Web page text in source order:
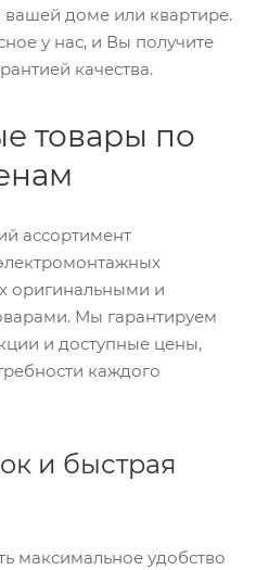
доме или квартире.
у нас, и Вы получите
качества.
товары по
ассортимент
оригинальными и
Мы гарантируем
и доступные цены,
каждого
и быстрая
максимальное удобство